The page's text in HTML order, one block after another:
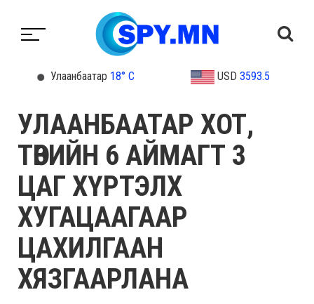
Улаанбаатар 18° C USD 3593.5
УЛААНБААТАР ХОТ,
ТӨВИЙН 6 АЙМАГТ 3
ЦАГ ХҮРТЭЛХ
ХУГАЦААГААР
ЦАХИЛГААН
ХЯЗГААРЛАНА